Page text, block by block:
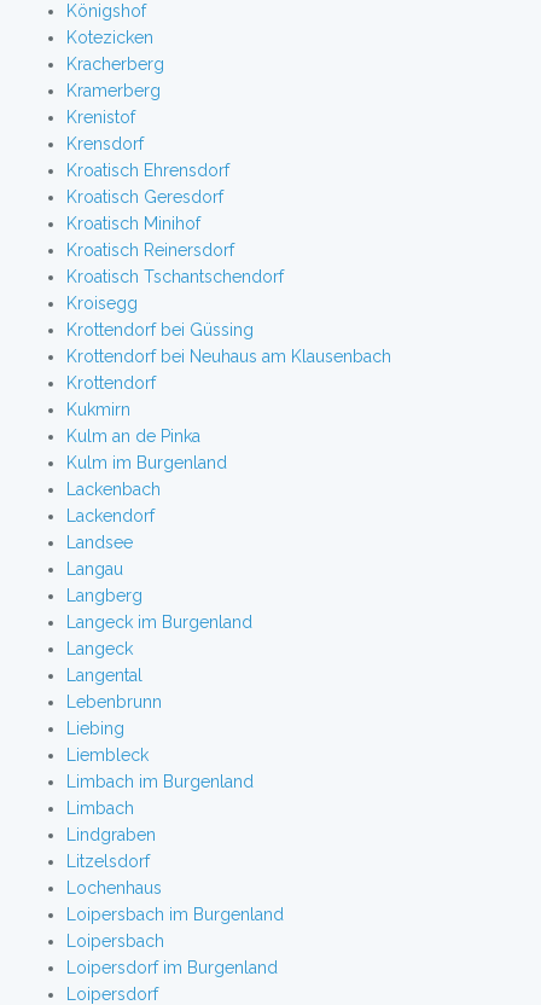
Königshof
Kotezicken
Kracherberg
Kramerberg
Krenistof
Krensdorf
Kroatisch Ehrensdorf
Kroatisch Geresdorf
Kroatisch Minihof
Kroatisch Reinersdorf
Kroatisch Tschantschendorf
Kroisegg
Krottendorf bei Güssing
Krottendorf bei Neuhaus am Klausenbach
Krottendorf
Kukmirn
Kulm an de Pinka
Kulm im Burgenland
Lackenbach
Lackendorf
Landsee
Langau
Langberg
Langeck im Burgenland
Langeck
Langental
Lebenbrunn
Liebing
Liembleck
Limbach im Burgenland
Limbach
Lindgraben
Litzelsdorf
Lochenhaus
Loipersbach im Burgenland
Loipersbach
Loipersdorf im Burgenland
Loipersdorf